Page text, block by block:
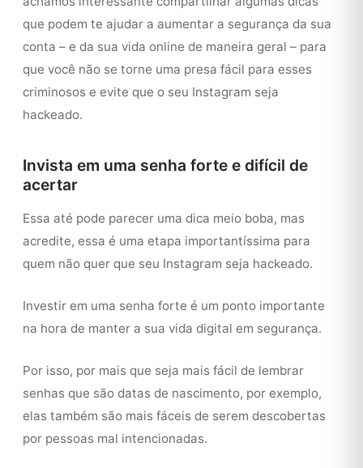
que podem te ajudar a aumentar a segurança da sua
conta – e da sua vida online de maneira geral – para
que você não se torne uma presa fácil para esses
criminosos e evite que o seu Instagram seja
hackeado.
Invista em uma senha forte e difícil de
acertar
Essa até pode parecer uma dica meio boba, mas
acredite, essa é uma etapa importantíssima para
quem não quer que seu Instagram seja hackeado.
Investir em uma senha forte é um ponto importante
na hora de manter a sua vida digital em segurança.
Por isso, por mais que seja mais fácil de lembrar
senhas que são datas de nascimento, por exemplo,
elas também são mais fáceis de serem descobertas
por pessoas mal intencionadas.